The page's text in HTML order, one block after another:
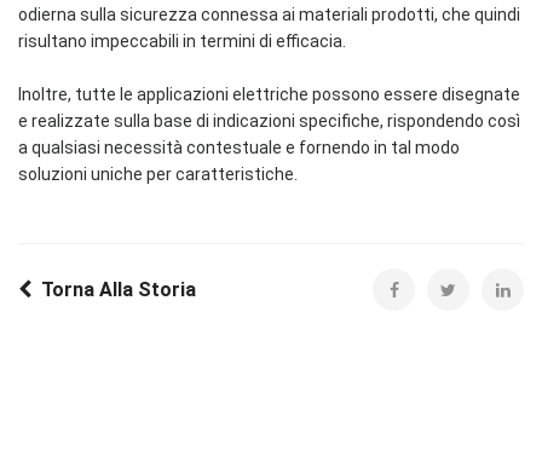
odierna sulla sicurezza connessa ai materiali prodotti, che quindi
risultano impeccabili in termini di efficacia.
Inoltre, tutte le applicazioni elettriche possono essere disegnate
e realizzate sulla base di indicazioni specifiche, rispondendo così
a qualsiasi necessità contestuale e fornendo in tal modo
soluzioni uniche per caratteristiche.
Torna Alla Storia